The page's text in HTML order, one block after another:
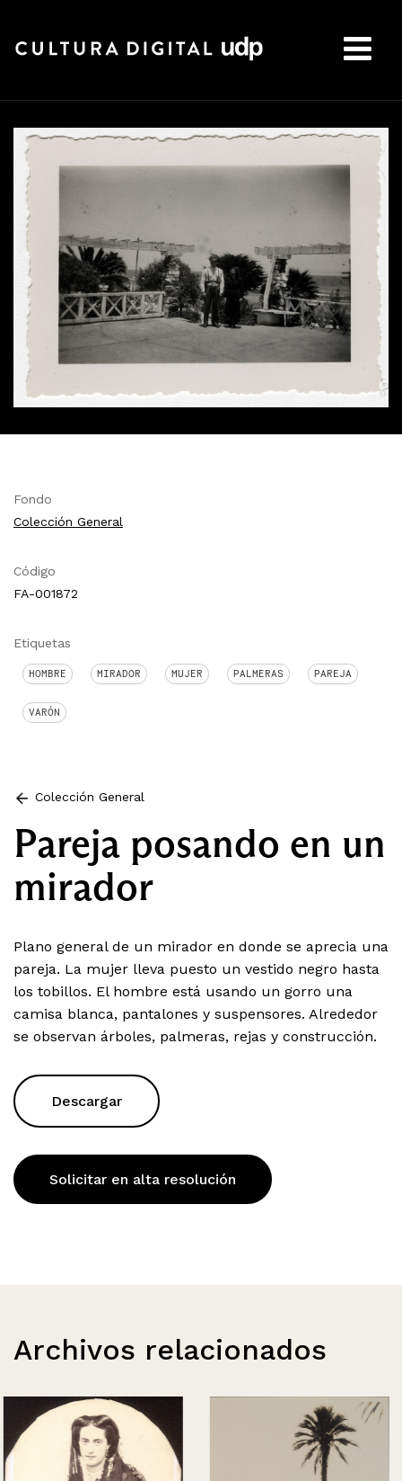
Fondo
Colección General
Código
FA-001872
Etiquetas
HOMBRE MIRADOR MUJER PALMERAS PAREJA
VARÓN
Colección General
Pareja posando en un
mirador
Plano general de un mirador en donde se aprecia una
pareja. La mujer lleva puesto un vestido negro hasta
los tobillos. El hombre está usando un gorro una
camisa blanca, pantalones y suspensores. Alrededor
se observan árboles, palmeras, rejas y construcción.
Descargar
Solicitar en alta resolución
Archivos relacionados